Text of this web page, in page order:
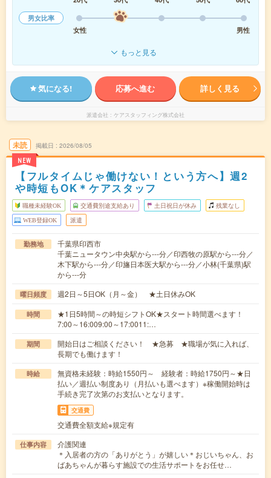
男女比率
女性
男性
もっと見る
気になる! 応募へ進む 詳しく見る
派遣会社 ケアスタッフィング株式会社
未読
NEW
掲載日 2026/08/05
【フルタイムじゃ働けない！という方へ】週2
や時短もOK＊ケアスタッフ
職種未経験OK 交通費別途支給あり 土日祝日が休み 残業なし
WEB登録OK 派遣
勤務地
千葉県印西市
千葉ニュータウン中央駅から---分／印西牧の原駅から---分／
木下駅から---分／印旛日本医大駅から---分／小林(千葉県)駅
から---分
曜日頻度 週2日～5日OK（月～金） ★土日休みOK
時間
★1日5時間～の時短シフトOK★スタート時間選べます！
7:00～16:009:00～17:0011:…
期間
開始日はご相談ください！ ★急募 ★職場が気に入れば、
長期でも働けます！
時給
無資格未経験：時給1550円～ 経験者：時給1750円～★日
払い／週払い制度あり（月払いも選べます）※稼働開始時は
手続き完了次第のお支払いとなります。
交通費
交通費全額支給※規定有
仕事内容
介護関連
＊入居者の方の「ありがとう」が嬉しい＊おじいちゃん、お
ばあちゃんが暮らす施設での生活サポートをお任せ…